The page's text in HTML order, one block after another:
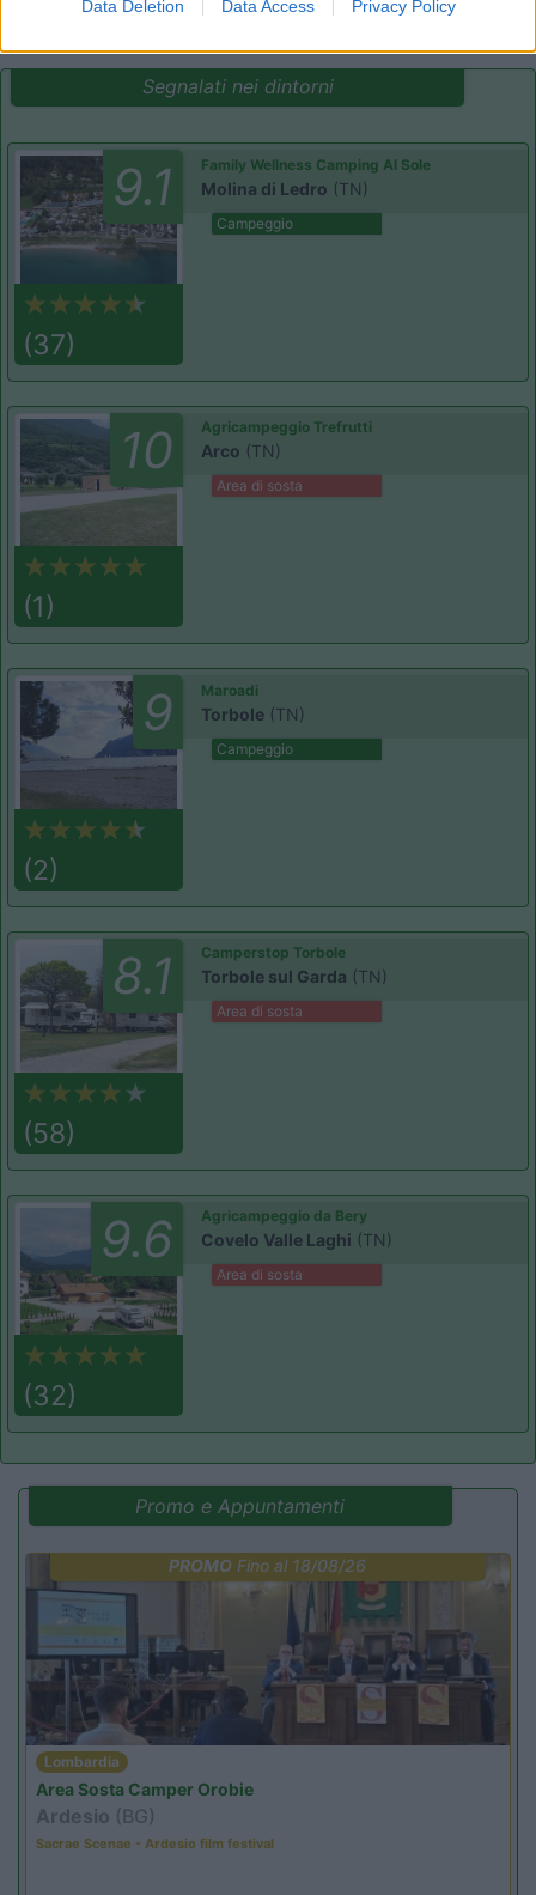
Data Deletion Data Access Privacy Policy
Segnalati nei dintorni
9.1
(37)
Family Wellness Camping Al Sole
Molina di Ledro (TN)
Campeggio
10
(1)
Agricampeggio Trefrutti
Arco (TN)
Area di sosta
9
(2)
Maroadi
Torbole (TN)
Campeggio
8.1
(58)
Camperstop Torbole
Torbole sul Garda (TN)
Area di sosta
9.6
(32)
Agricampeggio da Bery
Covelo Valle Laghi (TN)
Area di sosta
Promo e Appuntamenti
PROMO Fino al 18/08/26
Lombardia
Area Sosta Camper Orobie
Ardesio (BG)
Sacrae Scenae - Ardesio film festival